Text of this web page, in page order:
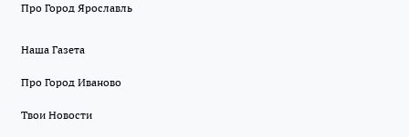
Про Город Ярославль
Наша Газета
Про Город Иваново
Твои Новости